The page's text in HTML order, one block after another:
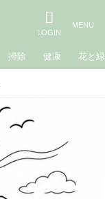
掃除 健康 花と緑